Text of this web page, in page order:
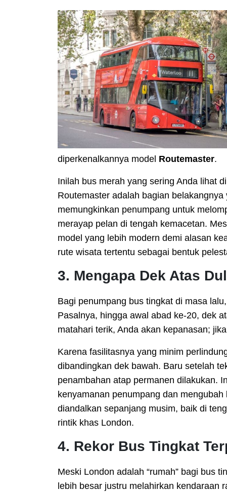
diperkenalkannya model Routemaster.
Inilah bus merah yang sering Anda lihat
Routemaster adalah bagian
memungkinkan penumpang untuk
merayap pelan di tengah kemacetan.
model yang lebih modern demi alasan
rute wisata tertentu sebagai bentuk
3. Mengapa Dek Atas
Bagi penumpang bus tingkat di masa
Pasalnya, hingga awal abad ke-20, dek
matahari terik, Anda akan kepanasan;
Karena fasilitasnya yang minim
dibandingkan dek bawah. Baru setelah
penambahan atap permanen dilakukan.
kenyamanan penumpang dan
diandalkan sepanjang musim, baik di
rintik khas London.
4. Rekor Bus Tingkat
Meski London adalah “rumah” bagi bus
lebih besar justru melahirkan kendaraan